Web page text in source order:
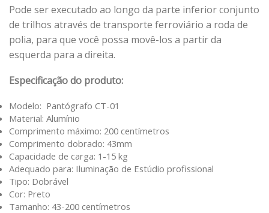
Pode ser executado ao longo da parte inferior conjunto
de trilhos através de transporte ferroviário a roda de
polia, para que você possa movê-los a partir da
esquerda para a direita.
Especificação do produto:
Modelo: Pantógrafo CT-01
Material: Alumínio
Comprimento máximo: 200 centímetros
Comprimento dobrado: 43mm
Capacidade de carga: 1-15 kg
Adequado para: Iluminação de Estúdio profissional
Tipo: Dobrável
Cor: Preto
Tamanho: 43-200 centímetros